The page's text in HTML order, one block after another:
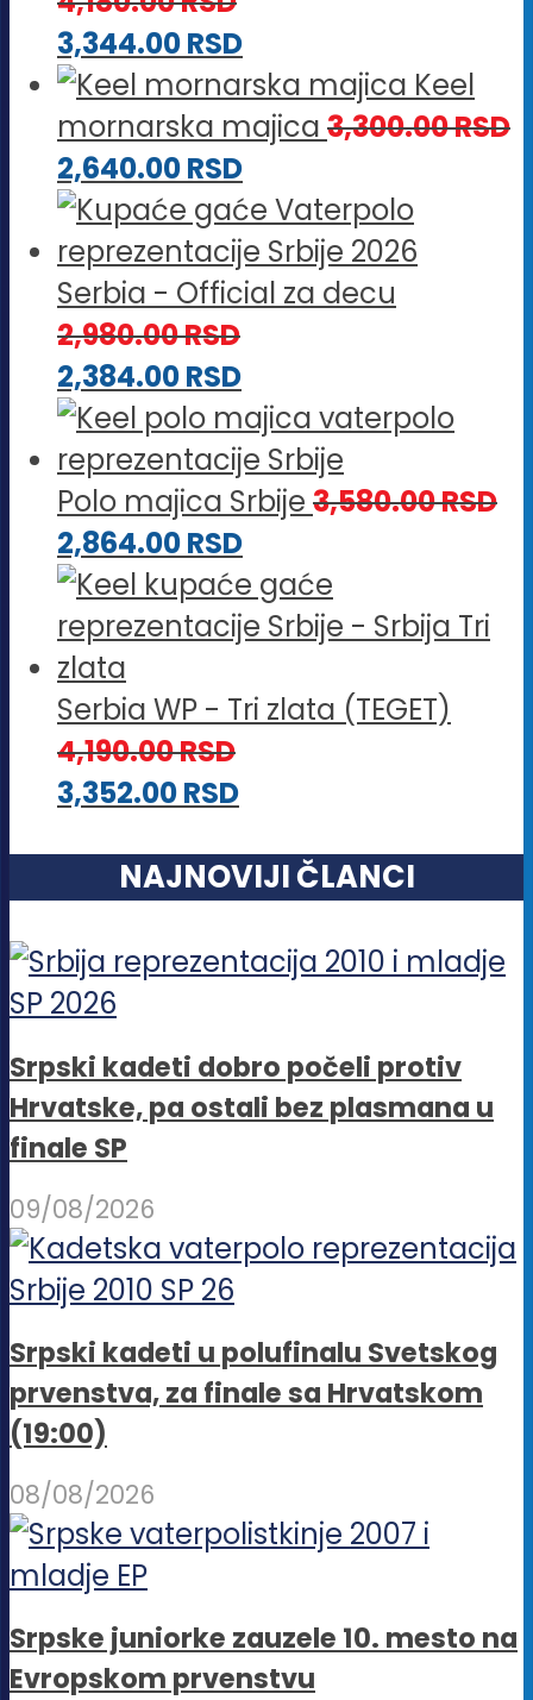
3,344.00RSD
Keel
mornarska majica 3,300.00RSD
2,640.00RSD
Serbia - Official za decu
2,980.00RSD
2,384.00RSD
Polo majica Srbije 3,580.00RSD
2,864.00RSD
Serbia WP - Tri zlata (TEGET)
4,190.00RSD
3,352.00RSD
NAJNOVIJI ČLANCI
Srpski kadeti dobro počeli protiv
Hrvatske, pa ostali bez plasmana u
finale SP
09/08/2026
Srpski kadeti u polufinalu Svetskog
prvenstva, za finale sa Hrvatskom
(19:00)
08/08/2026
Srpske juniorke zauzele 10. mesto na
Evropskom prvenstvu